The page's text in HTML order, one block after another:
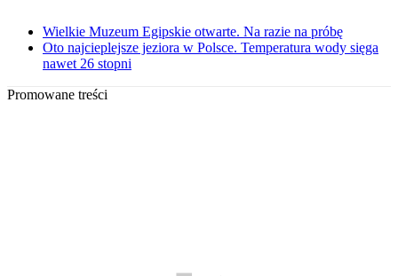
Wielkie Muzeum Egipskie otwarte. Na razie na próbę
Oto najcieplejsze jeziora w Polsce. Temperatura wody sięga
nawet 26 stopni
Promowane treści